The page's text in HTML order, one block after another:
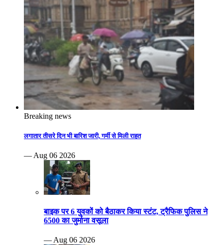
Breaking news
लगातार तीसरे दिन भी बारिश जारी, गर्मी से मिली राहत
— Aug 06 2026
बाइक पर 6 युवकों को बैठाकर किया स्टंट, ट्रैफिक पुलिस ने
6500 का जुर्माना वसूला
— Aug 06 2026